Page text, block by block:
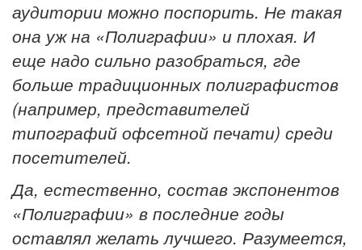
аудитории можно поспорить. Не такая
она уж на «Полиграфии» и плохая. И
еще надо сильно разобраться, где
больше традиционных полиграфистов
(например, представителей
типографий офсетной печати) среди
посетителей.
Да, естественно, состав экспонентов
«Полиграфии» в последние годы
оставлял желать лучшего. Разумеется,